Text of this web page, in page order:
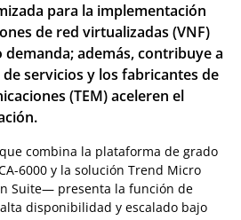
para la implementación
de red virtualizadas (VNF)
además, contribuye a
servicios y los fabricantes de
(TEM) aceleren el
combina la plataforma de grado
6000 y la solución Trend Micro
Suite— presenta la función de
disponibilidad y escalado bajo